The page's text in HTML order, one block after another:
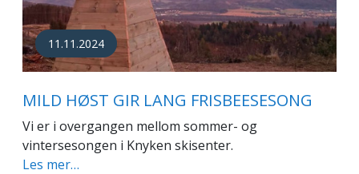
11.11.2024
MILD HØST GIR LANG FRISBEESESONG
Vi er i overgangen mellom sommer- og
vintersesongen i Knyken skisenter.
Les mer…